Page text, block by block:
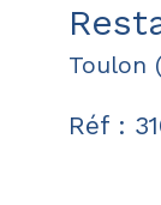
Toulon
Réf :